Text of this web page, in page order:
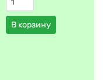
В корзину